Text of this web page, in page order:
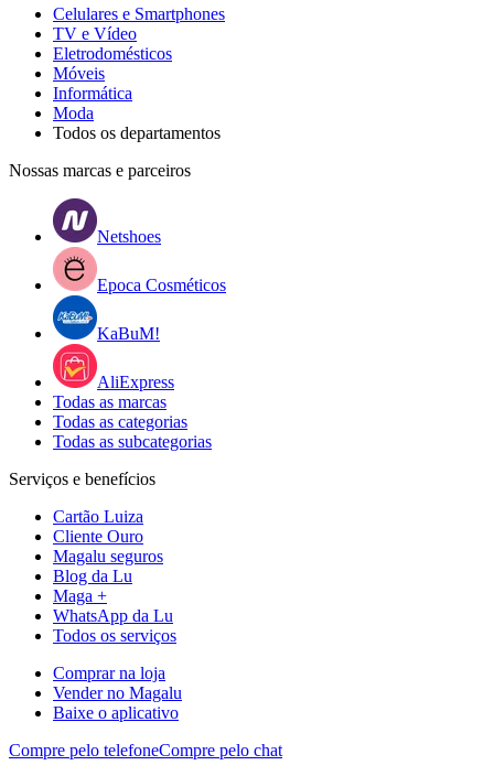
Celulares e Smartphones
TV e Vídeo
Eletrodomésticos
Móveis
Informática
Moda
Todos os departamentos
Nossas marcas e parceiros
Netshoes
Epoca Cosméticos
KaBuM!
AliExpress
Todas as marcas
Todas as categorias
Todas as subcategorias
Serviços e benefícios
Cartão Luiza
Cliente Ouro
Magalu seguros
Blog da Lu
Maga +
WhatsApp da Lu
Todos os serviços
Comprar na loja
Vender no Magalu
Baixe o aplicativo
Compre pelo telefoneCompre pelo chat